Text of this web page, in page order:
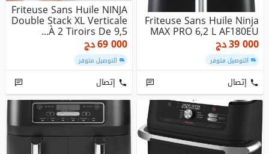
Friteuse Sans Huile Ninja
MAX PRO 6,2 L AF180EU
39 000دج
التوصيل متوفر
إتصال
Friteuse Sans Huile NINJA
Double Stack XL Verticale
À 2 Tiroirs De 9,5...
69 000دج
التوصيل متوفر
إتصال